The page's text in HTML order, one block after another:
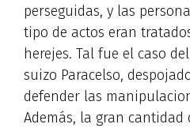
perseguidas, y las
tipo de actos eran
herejes. Tal fue el caso
suizo Paracelso,
defender las
Además, la gran cantidad